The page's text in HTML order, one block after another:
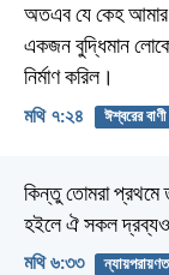
অতএব যে কেহ আমার
একজন বুদ্ধিমান
নির্মাণ করিল।
মথি ৭:২৪ ঈশ্বরের বাণী
কিন্তু তোমরা প্রথমে
হইলে ঐ সকল দ্রব্যও
মথি ৬:৩৩